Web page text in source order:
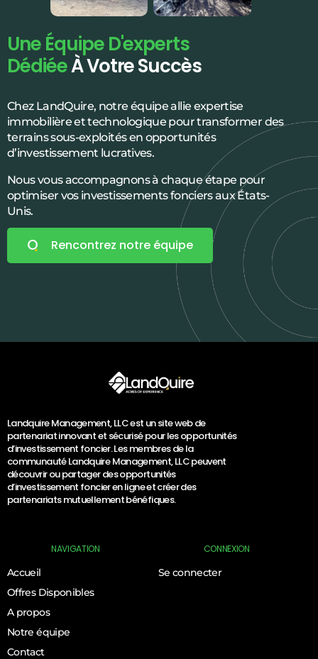
Une Équipe D'experts
DédiéeÀ Votre Succès
Chez LandQuire, notre équipe allie expertise
immobilière et technologique pour transformer des
terrains sous-exploités en opportunités
d’investissement lucratives.
Nous vous accompagnons à chaque étape pour
optimiser vos investissements fonciers aux États-
Unis.
Rencontrez notre équipe
Landquire Management, LLC est un site web de
partenariat innovant et sécurisé pour les opportunités
d’investissement foncier. Les membres de la
communauté Landquire Management, LLC peuvent
découvrir ou partager des opportunités
d’investissement foncier en ligne et créer des
partenariats mutuellement bénéfiques.
NAVIGATION
Accueil
Offres Disponibles
A propos
Notre équipe
Contact
CONNEXION
Se connecter